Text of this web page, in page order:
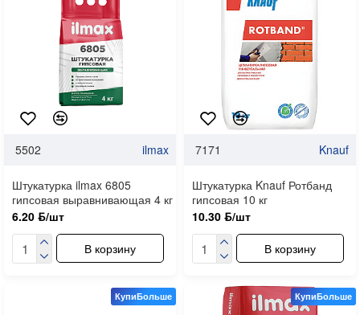
5502 ilmax
Штукатурка ilmax 6805
гипсовая выравнивающая 4 кг
6.20 ƃ/шт
В корзину
7171 Knauf
Штукатурка Knauf Ротбанд
гипсовая 10 кг
10.30 ƃ/шт
В корзину
КупиБольше КупиБольше